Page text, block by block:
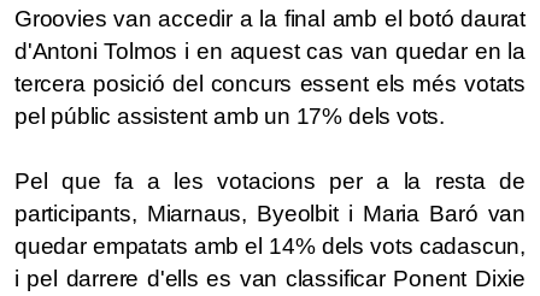
Groovies van accedir a la final amb el botó daurat
d'Antoni Tolmos i en aquest cas van quedar en la
tercera posició del concurs essent els més votats
pel públic assistent amb un 17% dels vots.
Pel que fa a les votacions per a la resta de
participants, Miarnaus, Byeolbit i Maria Baró van
quedar empatats amb el 14% dels vots cadascun,
i pel darrere d'ells es van classificar Ponent Dixie